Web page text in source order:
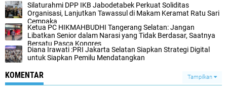
Silaturahmi DPP IKB Jabodetabek Perkuat Soliditas
Organisasi, Lanjutkan Tawassul di Makam Keramat Ratu Sari
Cempaka
Ketua PC HIKMAHBUDHI Tangerang Selatan: Jangan
Libatkan Senior dalam Narasi yang Tidak Berdasar, Saatnya
Bersatu Pasca Kongres
Diana Irawati :PRI Jakarta Selatan Siapkan Strategi Digital
untuk Siapkan Pemilu Mendatangkan
KOMENTAR Tampilkan